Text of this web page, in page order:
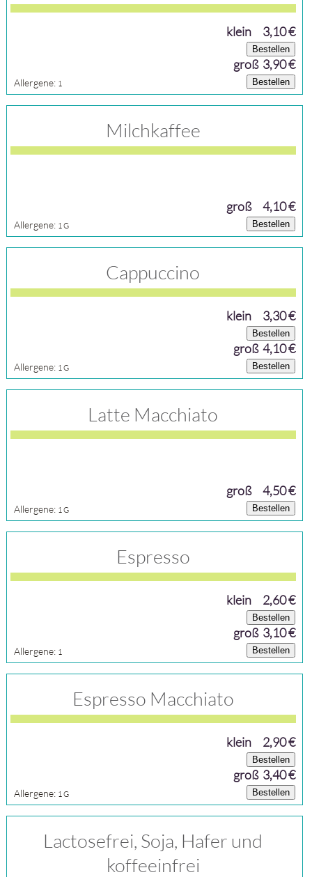
klein 3,10 €
Bestellen
groß 3,90 €
Bestellen
Allergene: 1
Milchkaffee
groß 4,10 €
Bestellen
Allergene: 1G
Cappuccino
klein 3,30 €
Bestellen
groß 4,10 €
Bestellen
Allergene: 1G
Latte Macchiato
groß 4,50 €
Bestellen
Allergene: 1G
Espresso
klein 2,60 €
Bestellen
groß 3,10 €
Bestellen
Allergene: 1
Espresso Macchiato
klein 2,90 €
Bestellen
groß 3,40 €
Bestellen
Allergene: 1G
Lactosefrei, Soja, Hafer und
koffeeinfrei